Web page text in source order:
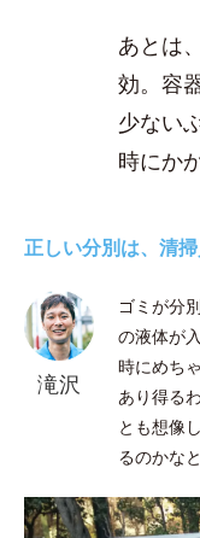
あとは
効。容
少ない
時にか
正しい分別は、清
滝沢
ゴミが分
の液体が
時にめち
あり得る
とも想像
るのかな